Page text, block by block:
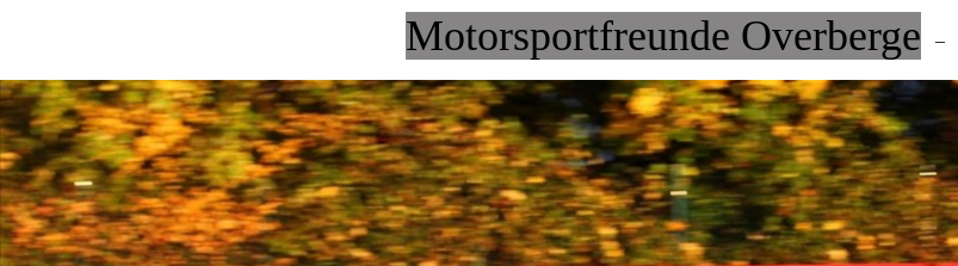
Motorsportfreunde Overberge –